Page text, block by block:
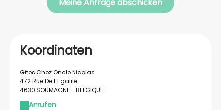
Koordinaten
Gîtes Chez Oncle Nicolas
472 Rue De L'Egalité
4630 SOUMAGNE - BELGIQUE
Anrufen